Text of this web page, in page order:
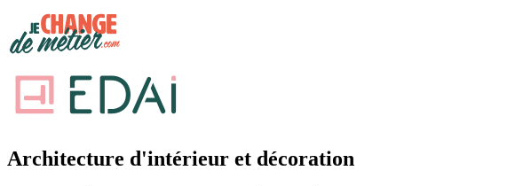
Architecture d'intérieur et décoration